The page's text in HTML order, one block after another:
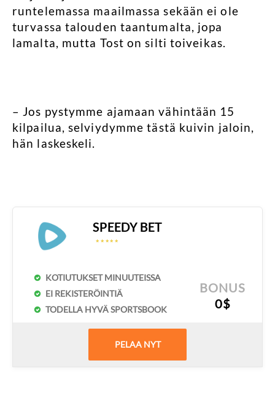
runtelemassa maailmassa sekään ei ole
turvassa talouden taantumalta, jopa
lamalta, mutta Tost on silti toiveikas.
– Jos pystymme ajamaan vähintään 15
kilpailua, selviydymme tästä kuivin jaloin,
hän laskeskeli.
SPEEDY BET
☆ ☆ ☆ ☆ ☆
☆ ☆ ☆ ☆ ☆
KOTIUTUKSET MINUUTEISSA
EI REKISTERÖINTIÄ
TODELLA HYVÄ SPORTSBOOK
BONUS
0$
PELAA NYT